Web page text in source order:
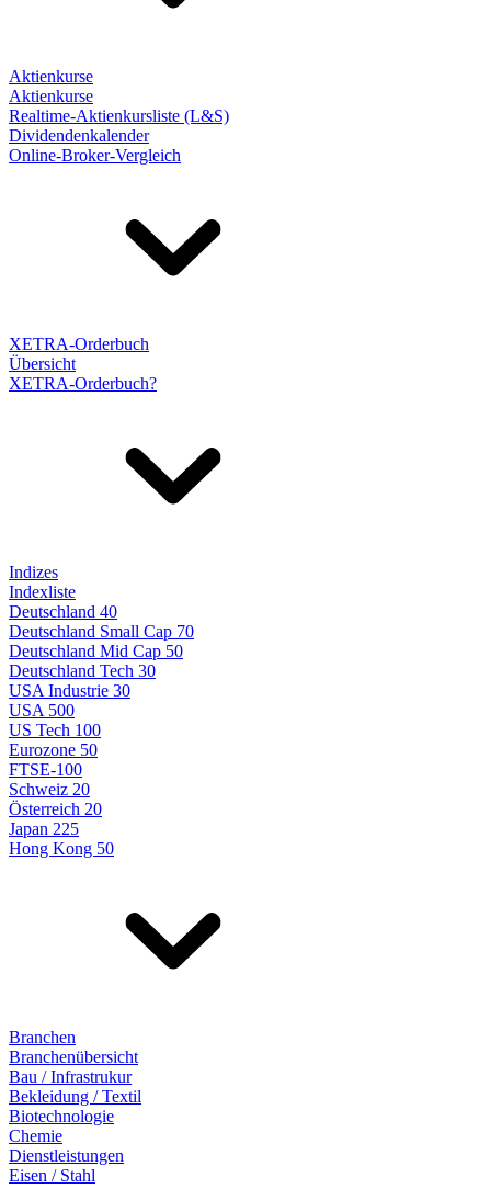
Aktienkurse
Aktienkurse
Realtime-Aktienkursliste (L&S)
Dividendenkalender
Online-Broker-Vergleich
XETRA-Orderbuch
Übersicht
XETRA-Orderbuch?
Indizes
Indexliste
Deutschland 40
Deutschland Small Cap 70
Deutschland Mid Cap 50
Deutschland Tech 30
USA Industrie 30
USA 500
US Tech 100
Eurozone 50
FTSE-100
Schweiz 20
Österreich 20
Japan 225
Hong Kong 50
Branchen
Branchenübersicht
Bau / Infrastrukur
Bekleidung / Textil
Biotechnologie
Chemie
Dienstleistungen
Eisen / Stahl